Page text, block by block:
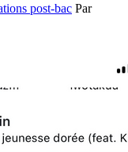
post-bac Par